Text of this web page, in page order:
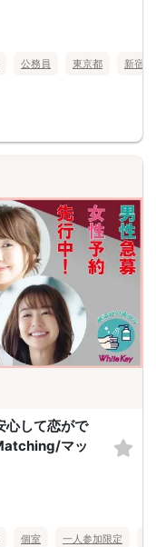
公務員 東京都 新宿
心して恋がで
マッ
個室 一人参加限定